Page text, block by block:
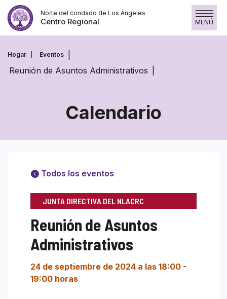
Saltar
contenido
Norte del condado de Los Ángeles
Centro Regional MENÚ
Hogar Eventos
Reunión de Asuntos Administrativos
Calendario
Todos los eventos
JUNTA DIRECTIVA DEL NLACRC
Reunión de Asuntos
Administrativos
24 de septiembre de 2024 a las 18:00 -
19:00 horas